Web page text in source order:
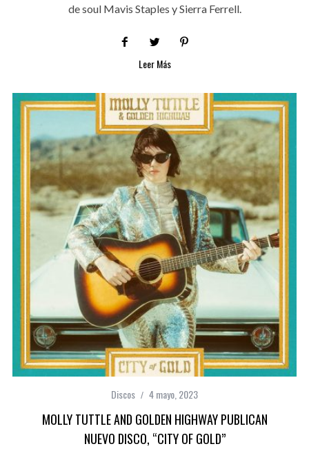
de soul Mavis Staples y Sierra Ferrell.
Leer Más
Discos 4 mayo, 2023
MOLLY TUTTLE AND GOLDEN HIGHWAY PUBLICAN
NUEVO DISCO, “CITY OF GOLD”